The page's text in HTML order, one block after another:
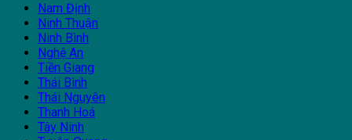
Nam Định
Ninh Thuận
Ninh Bình
Nghệ An
Tiền Giang
Thái Bình
Thái Nguyên
Thanh Hoá
Tây Ninh